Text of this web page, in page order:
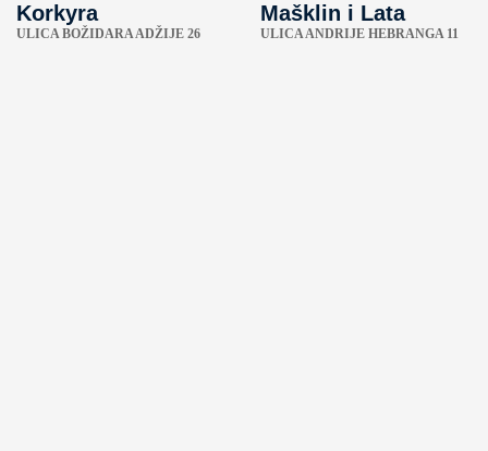
Korkyra
ULICA BOŽIDARA ADŽIJE 26
Mašklin i Lata
ULICA ANDRIJE HEBRANGA 11